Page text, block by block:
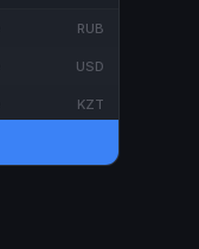
RUB
USD
KZT